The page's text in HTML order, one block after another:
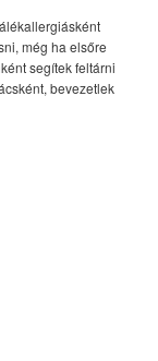
még ha elsőre
segítek feltárni
bevezetlek